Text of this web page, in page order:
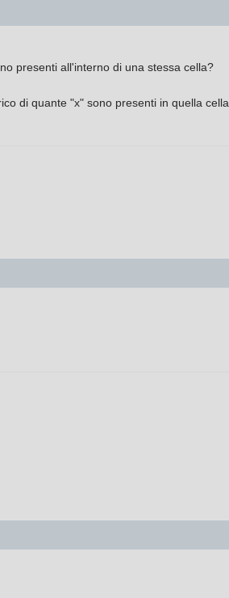
presenti all'interno di una stessa cella?
di quante "x" sono presenti in quella cella